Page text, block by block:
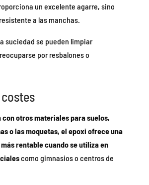
un excelente agarre, sino
a las manchas.
suciedad se pueden limpiar
por resbalones o
otros materiales para suelos,
o las moquetas, el epoxi ofrece una
rentable cuando se utiliza en
como gimnasios o centros de